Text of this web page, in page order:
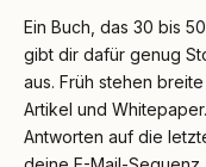
Ein Buch, das 30 bis
gibt dir dafür genug
aus. Früh stehen
Artikel und
Antworten auf die